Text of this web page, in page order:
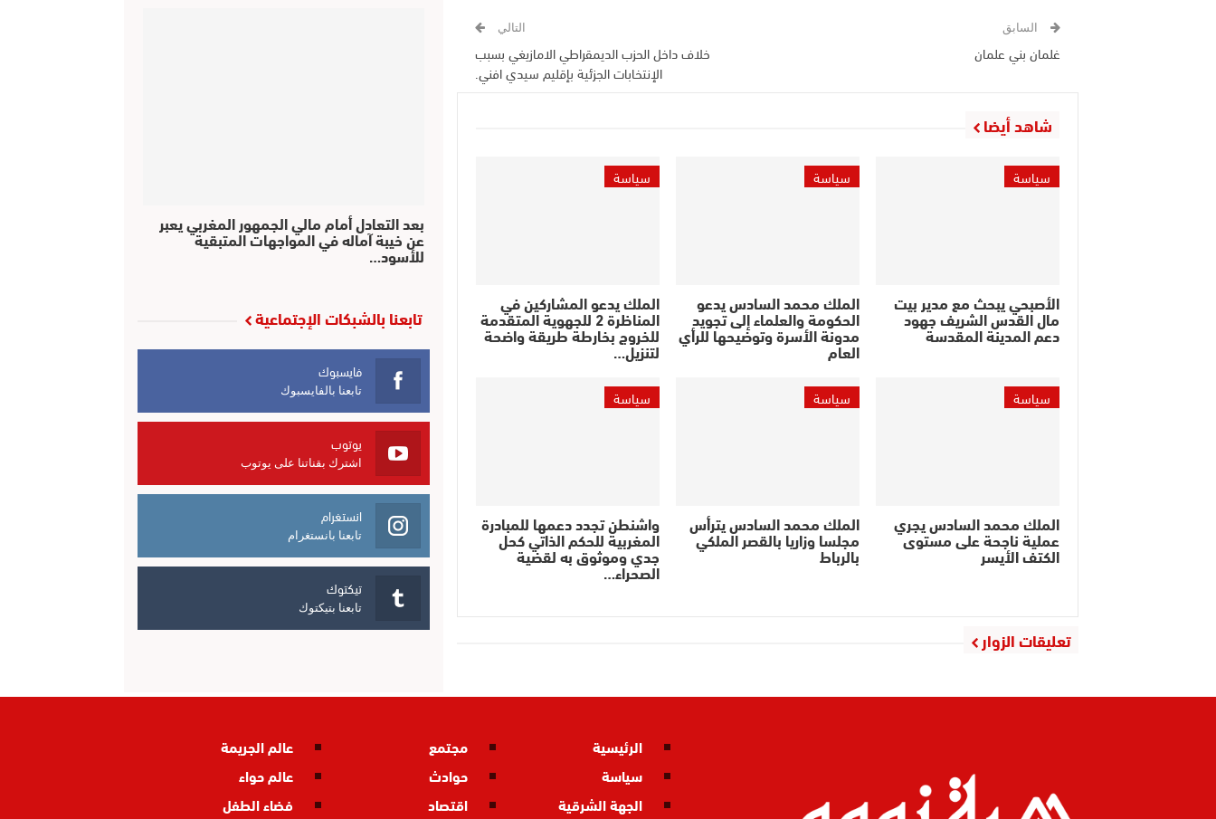
السابق
غلمان بني علمان
التالي
خلاف داخل الحزب الديمقراطي الامازيغي بسبب
الإنتخابات الجزئية بإقليم سيدي افني.
شاهد أيضا
سياسة
الأصبحي يبحث مع مدير بيت
مال القدس الشريف جهود
دعم المدينة المقدسة
سياسة
الملك محمد السادس يدعو
الحكومة والعلماء إلى تجويد
مدونة الأسرة وتوضيحها للرأي
العام
سياسة
الملك يدعو المشاركين في
المناظرة 2 للجهوية المتقدمة
للخروج بخارطة طريقة واضحة
لتنزيل…
سياسة
الملك محمد السادس يجري
عملية ناجحة على مستوى
الكتف الأيسر
سياسة
الملك محمد السادس يترأس
مجلسا وزاريا بالقصر الملكي
بالرباط
سياسة
واشنطن تجدد دعمها للمبادرة
المغربية للحكم الذاتي كحل
جدي وموثوق به لقضية
الصحراء…
تعليقات الزوار
بعد التعادل أمام مالي الجمهور المغربي يعبر
عن خيبة آماله في المواجهات المتبقية
للأسود…
تابعنا بالشبكات الإجتماعية
فايسبوك
تابعنا بالفايسبوك
يوتوب
اشترك بقناتنا على يوتوب
انستغرام
تابعنا بانستغرام
تيكتوك
تابعنا بتيكتوك
الرئيسية
سياسة
الجهة الشرقية
مجتمع
حوادث
اقتصاد
عالم الجريمة
عالم حواء
فضاء الطفل